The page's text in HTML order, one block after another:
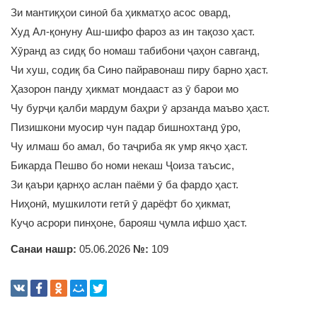
Зи мантиқҳои синоӣ ба ҳикматҳо асос овард,
Худ Ал-қонуну Аш-шифо фароз аз ин тақозо ҳаст.
Хӯранд аз сидқ бо номаш табибони ҷаҳон савганд,
Чи хуш, содиқ ба Сино пайравонаш пиру барно ҳаст.
Ҳазорон панду ҳикмат мондааст аз ӯ барои мо
Чу бурҷи қалби мардум баҳри ӯ арзанда маъво ҳаст.
Пизишкони муосир чун падар бишнохтанд ӯро,
Чу илмаш бо амал, бо таҷриба як умр якҷо ҳаст.
Бикарда Пешво бо номи некаш Ҷоиза таъсис,
Зи қаъри қарнҳо аслан паёми ӯ ба фардо ҳаст.
Ниҳонӣ, мушкилоти гетӣ ӯ дарёфт бо ҳикмат,
Куҷо асрори пинҳоне, барояш ҷумла ифшо ҳаст.
Санаи нашр: 05.06.2026 №: 109